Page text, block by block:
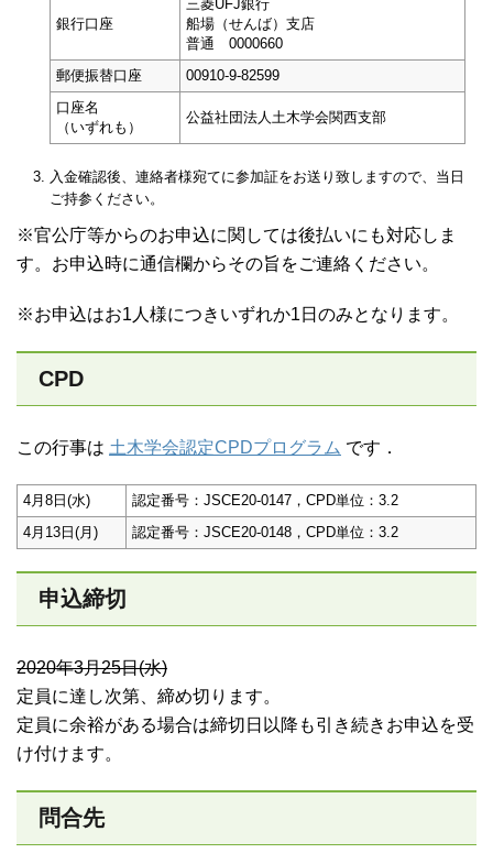
銀行口座
三菱UFJ銀行
船場（せんば）支店
普通 0000660
郵便振替口座
00910-9-82599
口座名
（いずれも）
公益社団法人土木学会関西支部
入金確認後、連絡者様宛てに参加証をお送り致しますので、当日
ご持参ください。
※官公庁等からのお申込に関しては後払いにも対応しま
す。お申込時に通信欄からその旨をご連絡ください。
※お申込はお1人様につきいずれか1日のみとなります。
CPD
この行事は 土木学会認定CPDプログラム です．
4月8日(水)
認定番号：JSCE20-0147，CPD単位：3.2
4月13日(月)
認定番号：JSCE20-0148，CPD単位：3.2
申込締切
2020年3月25日(水)
定員に達し次第、締め切ります。
定員に余裕がある場合は締切日以降も引き続きお申込を受
け付けます。
問合先